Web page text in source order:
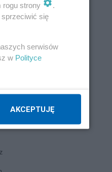
rogu strony
.
się
serwisów
w Polityce
AKCEPTUJĘ